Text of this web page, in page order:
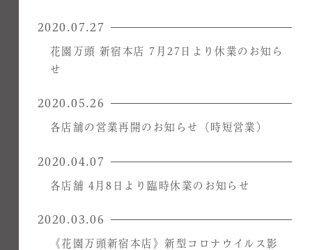
2020.07.27
花園万頭 新宿本店 7月27日より休業のお知ら
せ
2020.05.26
各店舗の営業再開のお知らせ（時短営業）
2020.04.07
各店舗 4月8日より臨時休業のお知らせ
2020.03.06
《花園万頭新宿本店》新型コロナウイルス影